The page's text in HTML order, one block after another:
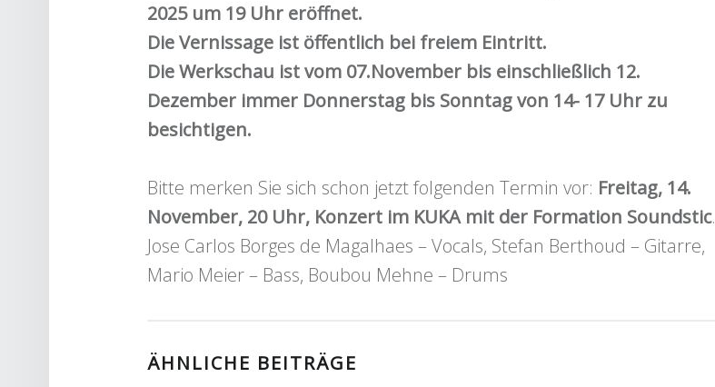
2025 um 19 Uhr eröffnet.
Die Vernissage ist öffentlich bei freiem Eintritt.
Die Werkschau ist vom 07.November bis einschließlich 12.
Dezember immer Donnerstag bis Sonntag von 14- 17 Uhr zu
besichtigen.
Bitte merken Sie sich schon jetzt folgenden Termin vor: Freitag, 14.
November, 20 Uhr, Konzert im KUKA mit der Formation Soundstic.
Jose Carlos Borges de Magalhaes – Vocals, Stefan Berthoud – Gitarre,
Mario Meier – Bass, Boubou Mehne – Drums
ÄHNLICHE BEITRÄGE